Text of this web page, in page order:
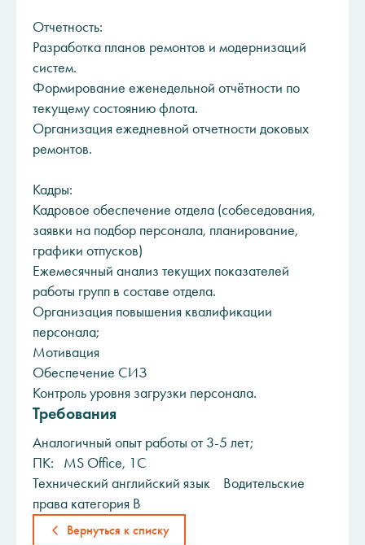
Отчетность:
Разработка планов ремонтов и модернизаций
систем.
Формирование еженедельной отчётности по
текущему состоянию флота.
Организация ежедневной отчетности доковых
ремонтов.
Кадры:
Кадровое обеспечение отдела (собеседования,
заявки на подбор персонала, планирование,
графики отпусков)
Ежемесячный анализ текущих показателей
работы групп в составе отдела.
Организация повышения квалификации
персонала;
Мотивация
Обеспечение СИЗ
Контроль уровня загрузки персонала.
Требования
Аналогичный опыт работы от 3-5 лет;
ПК: MS Office, 1C
Технический английский язык Водительские
права категория В
Вернуться к списку